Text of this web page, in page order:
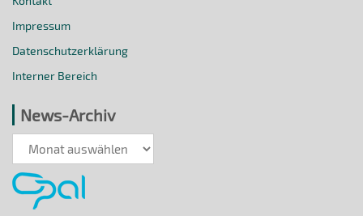
Impressum
Datenschutzerklärung
Interner Bereich
News-Archiv
News-
Archiv